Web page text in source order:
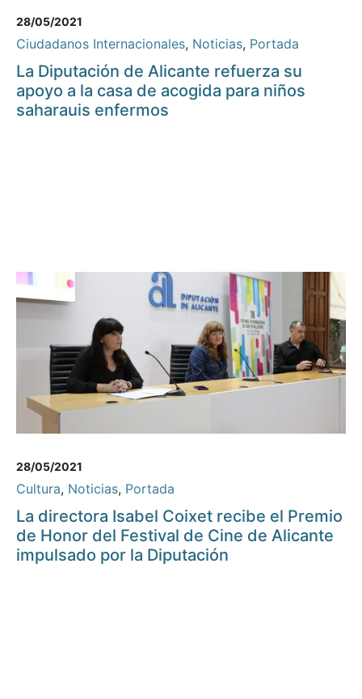
28/05/2021
Ciudadanos Internacionales, Noticias, Portada
La Diputación de Alicante refuerza su
apoyo a la casa de acogida para niños
saharauis enfermos
28/05/2021
Cultura, Noticias, Portada
La directora Isabel Coixet recibe el Premio
de Honor del Festival de Cine de Alicante
impulsado por la Diputación